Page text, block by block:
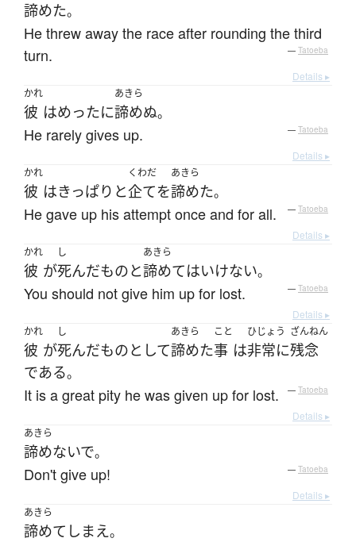
諦めた。
He threw away the race after rounding the third
turn.
— Tatoeba
Details ▸
かれ
彼 はめったに
あきら
諦めぬ。
He rarely gives up. — Tatoeba
Details ▸
かれ
彼 はきっぱりと
くわだ
企てを
あきら
諦めた。
He gave up his attempt once and for all. — Tatoeba
Details ▸
かれ
彼 が
し
死んだものと
あきら
諦めてはいけない。
You should not give him up for lost. — Tatoeba
Details ▸
かれ
彼 が
し
死んだものとして
あきら
諦めた
こと
事 は
ひじょう
非常に
ざんねん
残念
である。
It is a great pity he was given up for lost. — Tatoeba
Details ▸
あきら
諦めないで。
Don't give up! — Tatoeba
Details ▸
あきら
諦めて しまえ。